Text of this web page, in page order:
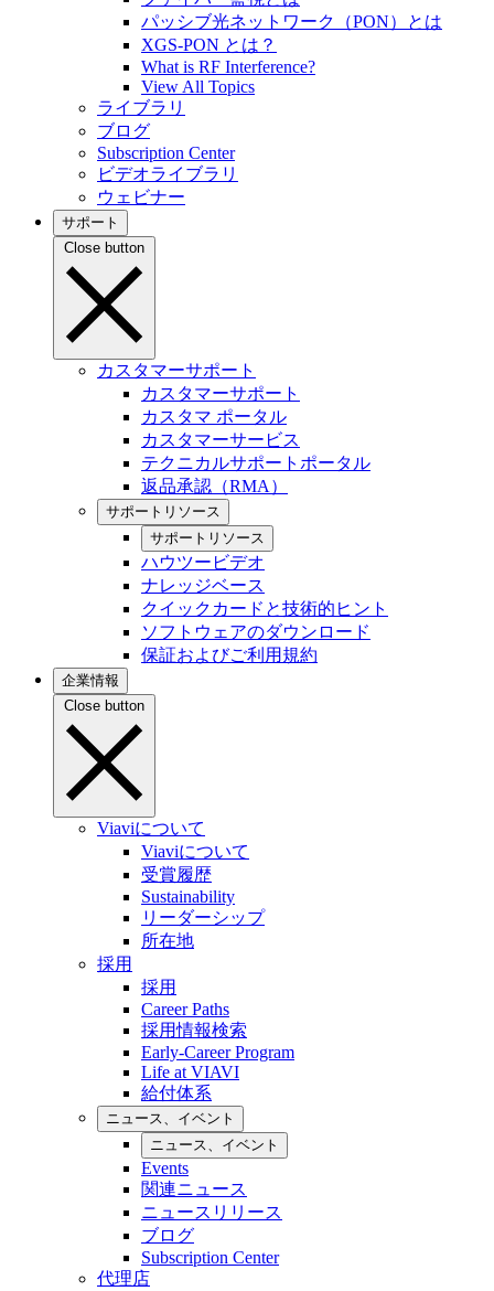
パッシブ光ネットワーク（PON）とは
XGS-PON とは？
What is RF Interference?
View All Topics
ライブラリ
ブログ
Subscription Center
ビデオライブラリ
ウェビナー
サポート
Close button
カスタマーサポート
カスタマーサポート
カスタマ ポータル
カスタマーサービス
テクニカルサポートポータル
返品承認（RMA）
サポートリソース
サポートリソース
ハウツービデオ
ナレッジベース
クイックカードと技術的ヒント
ソフトウェアのダウンロード
保証およびご利用規約
企業情報
Close button
Viaviについて
Viaviについて
受賞履歴
Sustainability
リーダーシップ
所在地
採用
採用
Career Paths
採用情報検索
Early-Career Program
Life at VIAVI
給付体系
ニュース、イベント
ニュース、イベント
Events
関連ニュース
ニュースリリース
ブログ
Subscription Center
代理店